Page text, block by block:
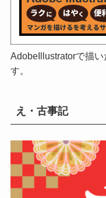
AdobeIllustratorで描
す。
え・古事記